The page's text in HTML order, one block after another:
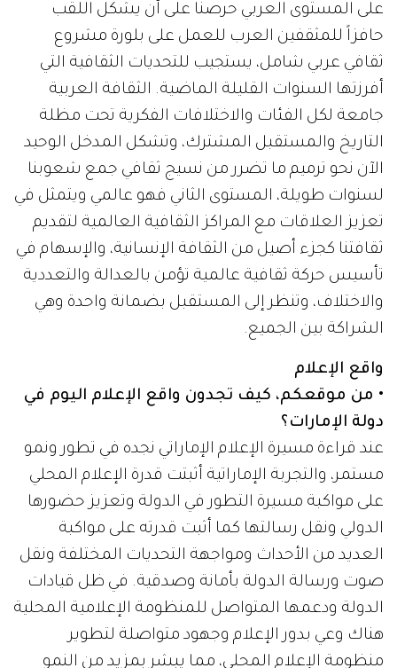
على المستوى العربي حرصنا على أن يشكل اللقب
حافزاً للمثقفين العرب للعمل على بلورة مشروع
ثقافي عربي شامل، يستجيب للتحديات الثقافية التي
أفرزتها السنوات القليلة الماضية. الثقافة العربية
جامعة لكل الفئات والاختلافات الفكرية تحت مظلة
التاريخ والمستقبل المشترك، وتشكل المدخل الوحيد
الآن نحو ترميم ما تضرر من نسيج ثقافي جمع شعوبنا
لسنوات طويلة، المستوى الثاني فهو عالمي ويتمثل في
تعزيز العلاقات مع المراكز الثقافية العالمية لتقديم
ثقافتنا كجزء أصيل من الثقافة الإنسانية، والإسهام في
تأسيس حركة ثقافية عالمية تؤمن بالعدالة والتعددية
والاختلاف، وتنظر إلى المستقبل بضمانة واحدة وهي
الشراكة بين الجميع.
واقع الإعلام
• من موقعكم، كيف تجدون واقع الإعلام اليوم في
دولة الإمارات؟
عند قراءة مسيرة الإعلام الإماراتي نجده في تطور ونمو
مستمر، والتجربة الإماراتية أثبتت قدرة الإعلام المحلي
على مواكبة مسيرة التطور في الدولة وتعزيز حضورها
الدولي ونقل رسالتها كما أثبت قدرته على مواكبة
العديد من الأحداث ومواجهة التحديات المختلفة ونقل
صوت ورسالة الدولة بأمانة وصدقية. في ظل قيادات
الدولة ودعمها المتواصل للمنظومة الإعلامية المحلية
هناك وعي بدور الإعلام وجهود متواصلة لتطوير
منظومة الإعلام المحلي، مما يبشر بمزيد من النمو